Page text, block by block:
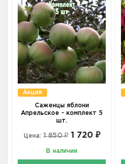
Акция
Саженцы яблони
Апрельское - комплект 5
шт.
Цена: 1 850 ₽ 1 720 ₽
В наличии